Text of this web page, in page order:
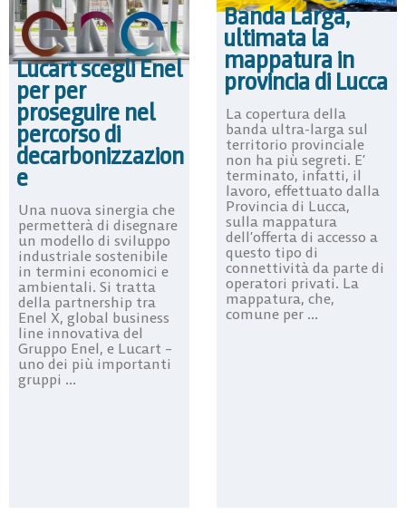
Lucart scegli Enel
per per
proseguire nel
percorso di
decarbonizzazion
e
Una nuova sinergia che
permetterà di disegnare
un modello di sviluppo
industriale sostenibile
in termini economici e
ambientali. Si tratta
della partnership tra
Enel X, global business
line innovativa del
Gruppo Enel, e Lucart –
uno dei più importanti
gruppi ...
Banda Larga,
ultimata la
mappatura in
provincia di Lucca
La copertura della
banda ultra-larga sul
territorio provinciale
non ha più segreti. E’
terminato, infatti, il
lavoro, effettuato dalla
Provincia di Lucca,
sulla mappatura
dell’offerta di accesso a
questo tipo di
connettività da parte di
operatori privati. La
mappatura, che,
comune per ...